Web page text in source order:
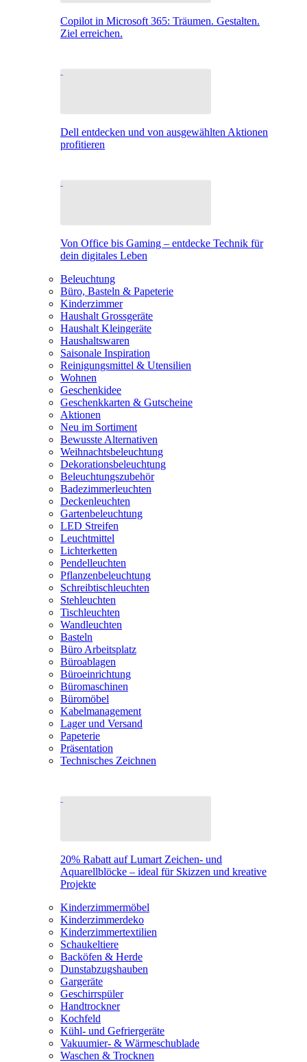
Copilot in Microsoft 365: Träumen. Gestalten.
Ziel erreichen.
Dell entdecken und von ausgewählten Aktionen
profitieren
Von Office bis Gaming – entdecke Technik für
dein digitales Leben
Beleuchtung
Büro, Basteln & Papeterie
Kinderzimmer
Haushalt Grossgeräte
Haushalt Kleingeräte
Haushaltswaren
Saisonale Inspiration
Reinigungsmittel & Utensilien
Wohnen
Geschenkidee
Geschenkkarten & Gutscheine
Aktionen
Neu im Sortiment
Bewusste Alternativen
Weihnachtsbeleuchtung
Dekorationsbeleuchtung
Beleuchtungszubehör
Badezimmerleuchten
Deckenleuchten
Gartenbeleuchtung
LED Streifen
Leuchtmittel
Lichterketten
Pendelleuchten
Pflanzenbeleuchtung
Schreibtischleuchten
Stehleuchten
Tischleuchten
Wandleuchten
Basteln
Büro Arbeitsplatz
Büroablagen
Büroeinrichtung
Büromaschinen
Büromöbel
Kabelmanagement
Lager und Versand
Papeterie
Präsentation
Technisches Zeichnen
20% Rabatt auf Lumart Zeichen- und
Aquarellblöcke – ideal für Skizzen und kreative
Projekte
Kinderzimmermöbel
Kinderzimmerdeko
Kinderzimmertextilien
Schaukeltiere
Backöfen & Herde
Dunstabzugshauben
Gargeräte
Geschirrspüler
Handtrockner
Kochfeld
Kühl- und Gefriergeräte
Vakuumier- & Wärmeschublade
Waschen & Trocknen